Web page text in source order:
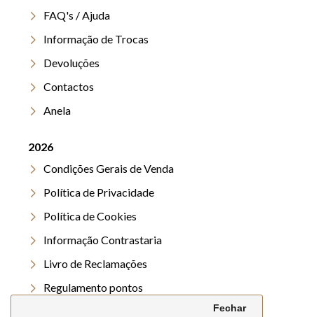
Fechar
FAQ's / Ajuda
Informação de Trocas
Devoluções
Contactos
Anela
2026
Condições Gerais de Venda
Política de Privacidade
Política de Cookies
Informação Contrastaria
Livro de Reclamações
Regulamento pontos